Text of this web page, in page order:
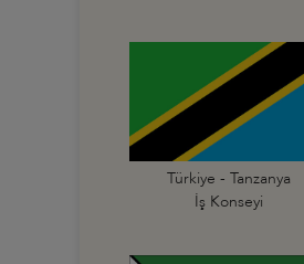
Türkiye - Tanzanya
İş Konseyi